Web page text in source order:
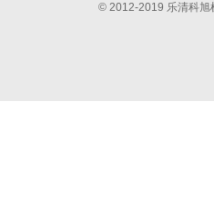
© 2012-2019 乐清科旭